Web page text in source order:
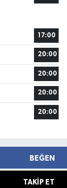
17:00
20:00
20:00
20:00
20:00
BEĞEN
TAKIP ET